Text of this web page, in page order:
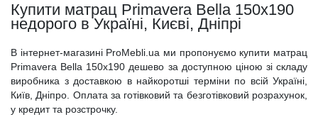
Купити матрац Primavera Bella 150x190
недорого в Україні, Києві, Дніпрі
В інтернет-магазині ProMebli.ua ми пропонуємо купити матрац
Primavera Bella 150x190 дешево за доступною ціною зі складу
виробника з доставкою в найкоротші терміни по всій Україні,
Київ, Дніпро. Оплата за готівковий та безготівковий розрахунок,
у кредит та розстрочку.